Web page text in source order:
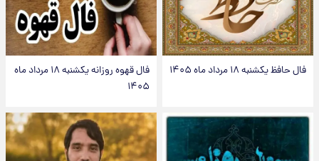
فال حافظ یکشنبه ۱۸ مرداد ماه ۱۴۰۵
فال قهوه روزانه یکشنبه ۱۸ مرداد ماه
۱۴۰۵